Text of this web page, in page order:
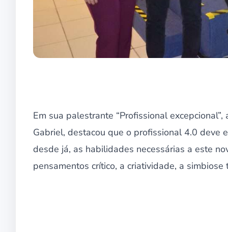
Em sua palestrante “Profissional
Gabriel, destacou que o profissional 4.0 deve
desde já, as habilidades necessárias a este
pensamentos crítico, a criatividade, a